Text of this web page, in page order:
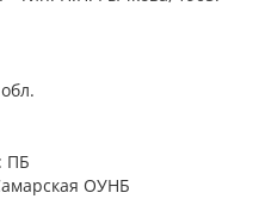
ПБ
ОУНБ